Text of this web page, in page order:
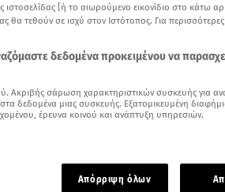
μας στα αποτελέσματα αναζήτησης
γάμο της τηλεοπτικής Στέλλας Καμαριωτάκη
(Πυγμαλίωνα Δαδακαρίδη)
[ή το αιωρούμενο εικονίδιο στο κάτω
θα τεθούν σε ισχύ στον Ιστότοπος. Για
δεδομένα προκειμένου να
Ακριβής σάρωση χαρακτηριστικών συσκευής για
δεδομένα μιας συσκευής. Εξατομικευμένη
έρευνα κοινού και ανάπτυξη υπηρεσιών.
Απόρριψη όλων